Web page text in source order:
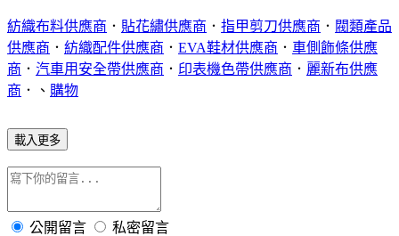
紡織布料供應商 ． 貼花繡供應商 ． 指甲剪刀供應商 ． 閥類產品
供應商 ． 紡織配件供應商 ． EVA鞋材供應商 ． 車側飾條供應
商 ． 汽車用安全帶供應商 ． 印表機色帶供應商 ． 麗新布供應
商 ．、 購物
載入更多
公開留言 私密留言